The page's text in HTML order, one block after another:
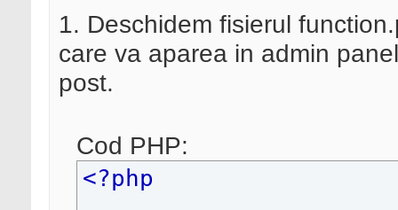
1. Deschidem fisierul
care va aparea in admin
post.
Cod PHP:
<?php